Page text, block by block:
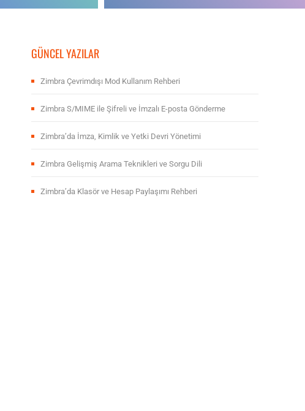
GÜNCEL YAZILAR
Zimbra Çevrimdışı Mod Kullanım Rehberi
Zimbra S/MIME ile Şifreli ve İmzalı E-posta Gönderme
Zimbra’da İmza, Kimlik ve Yetki Devri Yönetimi
Zimbra Gelişmiş Arama Teknikleri ve Sorgu Dili
Zimbra’da Klasör ve Hesap Paylaşımı Rehberi